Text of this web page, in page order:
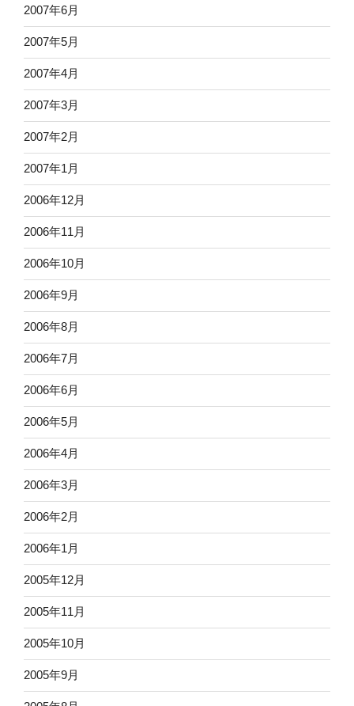
2007年6月
2007年5月
2007年4月
2007年3月
2007年2月
2007年1月
2006年12月
2006年11月
2006年10月
2006年9月
2006年8月
2006年7月
2006年6月
2006年5月
2006年4月
2006年3月
2006年2月
2006年1月
2005年12月
2005年11月
2005年10月
2005年9月